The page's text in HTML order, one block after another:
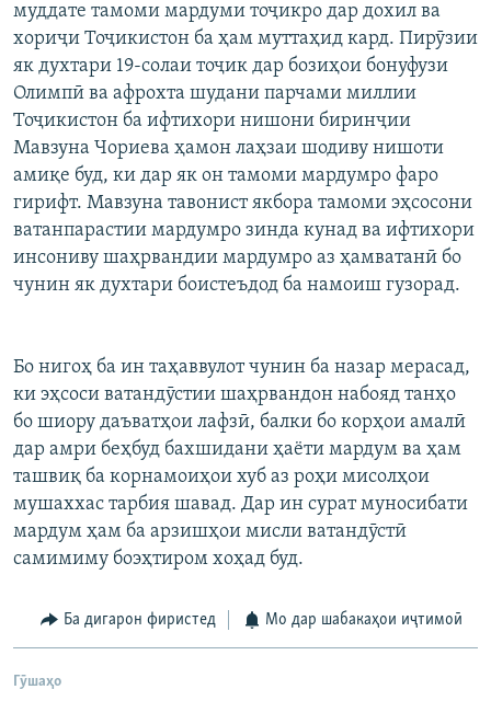
муддате тамоми мардуми тоҷикро дар дохил ва
хориҷи Тоҷикистон ба ҳам муттаҳид кард. Пирӯзии
як духтари 19-солаи тоҷик дар бозиҳои бонуфузи
Олимпӣ ва афрохта шудани парчами миллии
Тоҷикистон ба ифтихори нишони биринҷии
Мавзуна Чориева ҳамон лаҳзаи шодиву нишоти
амиқе буд, ки дар як он тамоми мардумро фаро
гирифт. Мавзуна тавонист якбора тамоми эҳсосони
ватанпарастии мардумро зинда кунад ва ифтихори
инсониву шаҳрвандии мардумро аз ҳамватанӣ бо
чунин як духтари боистеъдод ба намоиш гузорад.
Бо нигоҳ ба ин таҳаввулот чунин ба назар мерасад,
ки эҳсоси ватандӯстии шаҳрвандон набояд танҳо
бо шиору даъватҳои лафзӣ, балки бо корҳои амалӣ
дар амри беҳбуд бахшидани ҳаёти мардум ва ҳам
ташвиқ ба корнамоиҳои хуб аз роҳи мисолҳои
мушаххас тарбия шавад. Дар ин сурат муносибати
мардум ҳам ба арзишҳои мисли ватандӯстӣ
самимиму боэҳтиром хоҳад буд.
Ба дигарон фиристед Мо дар шабакаҳои иҷтимоӣ
Гӯшаҳо